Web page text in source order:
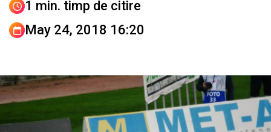
1 min. timp de citire
May 24, 2018 16:20